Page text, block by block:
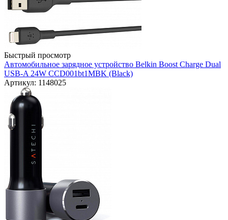
Быстрый просмотр
Автомобильное зарядное устройство Belkin Boost Charge Dual
USB-A 24W CCD001bt1MBK (Black)
Артикул: 1148025